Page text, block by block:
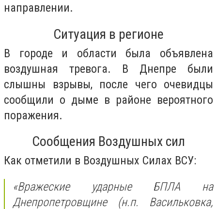
направлении.
Ситуация в регионе
В городе и области была объявлена
воздушная тревога. В Днепре были
слышны взрывы, после чего очевидцы
сообщили о дыме в районе вероятного
поражения.
Сообщения Воздушных сил
Как отметили в Воздушных Силах ВСУ:
«Вражеские ударные БПЛА на
Днепропетровщине (н.п. Васильковка,